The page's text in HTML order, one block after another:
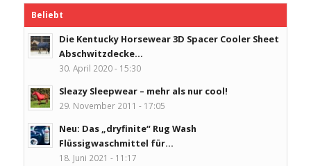
Beliebt
Die Kentucky Horsewear 3D Spacer Cooler Sheet
Abschwitzdecke...
30. April 2020 - 15:30
Sleazy Sleepwear – mehr als nur cool!
29. November 2011 - 17:05
Neu: Das „dryfinite“ Rug Wash
Flüssigwaschmittel für...
18. Juni 2021 - 11:17